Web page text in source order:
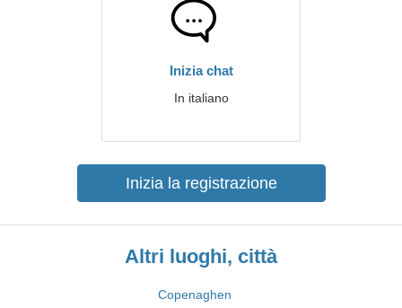
Inizia chat
In italiano
Inizia la registrazione
Altri luoghi, città
Copenaghen